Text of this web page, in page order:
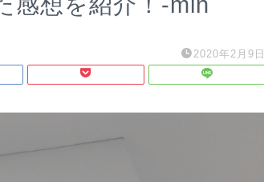
2020年2月9日